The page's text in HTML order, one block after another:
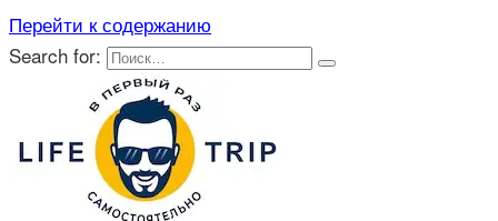
Перейти к содержанию
Search for: